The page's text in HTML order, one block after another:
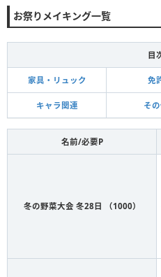
お祭りメイキング一覧
目
家具・リュック 免
キャラ関連 そ
名前/必要P
冬の野菜大会 冬28日 （1000）